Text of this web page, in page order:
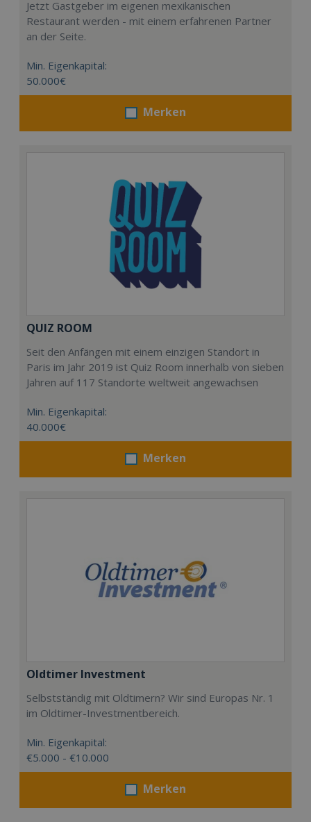
Jetzt Gastgeber im eigenen mexikanischen
Restaurant werden - mit einem erfahrenen Partner
an der Seite.
Min. Eigenkapital:
50.000€
Merken
QUIZ ROOM
Seit den Anfängen mit einem einzigen Standort in
Paris im Jahr 2019 ist Quiz Room innerhalb von sieben
Jahren auf 117 Standorte weltweit angewachsen
Min. Eigenkapital:
40.000€
Merken
Oldtimer Investment
Selbstständig mit Oldtimern? Wir sind Europas Nr. 1
im Oldtimer-Investmentbereich.
Min. Eigenkapital:
€5.000 - €10.000
Merken